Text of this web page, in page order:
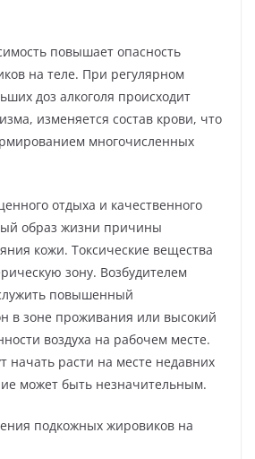
повышает опасность
на теле. При регулярном
доз алкоголя происходит
изменяется состав крови, что
многочисленных
отдыха и качественного
образ жизни причины
кожи. Токсические вещества
зону. Возбудителем
повышенный
в зоне проживания или высокий
воздуха на рабочем месте.
начать расти на месте недавних
может быть незначительным.